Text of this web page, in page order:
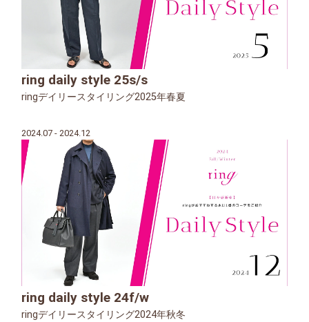
ring daily style 25s/s
ringデイリースタイリング2025年春夏
2024.07 - 2024.12
ring daily style 24f/w
ringデイリースタイリング2024年秋冬